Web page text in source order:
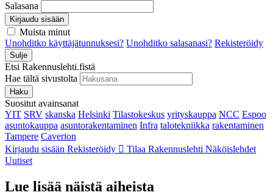
Salasana
Kirjaudu sisään
Muista minut
Unohditko käyttäjätunnuksesi? Unohditko salasanasi? Rekisteröidy
Sulje
Etsi Rakennuslehti.fistä
Hae tältä sivustolta
Haku
Suositut avainsanat
YIT SRV skanska Helsinki Tilastokeskus yrityskauppa NCC Espoo
asuntokauppa asuntorakentaminen Infra talotekniikka rakentaminen
Tampere Caverion
Kirjaudu sisään Rekisteröidy Tilaa Rakennuslehti Näköislehdet
Uutiset
Lue lisää näistä aiheista